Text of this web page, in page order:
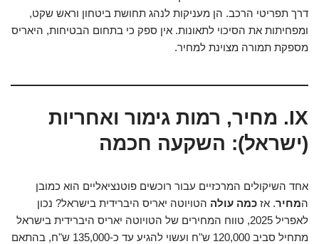
דרך תפריטי הרכב. הן מעניקות לנהג תחושת ביטחון וראש שקט,
ומפחיתות את הסיכוי לתאונות. אין ספק כי בתחום הבטיחות, היאריס
מספקת תמורה מצוינת למחיר.
IX. מחיר, רמות גימור ואחריות
(ישראל): השקעה חכמה
אחד השיקולים המרכזיים עבור רוכשים פוטנציאליים הוא כמובן
המחיר. אז כמה עולה הטויוטה יאריס היברידית בישראל? נכון
לאפריל 2025, טווח המחירים של הטויוטה יאריס היברידית בישראל
מתחיל סביב 120,000 ש"ח ועשוי להגיע עד כ-135,000 ש"ח, בהתאם